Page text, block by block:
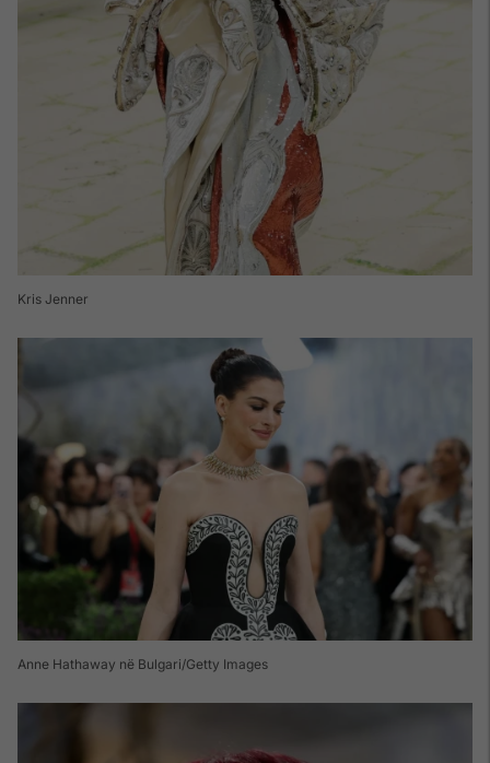
Kris Jenner
Anne Hathaway në Bulgari/Getty Images